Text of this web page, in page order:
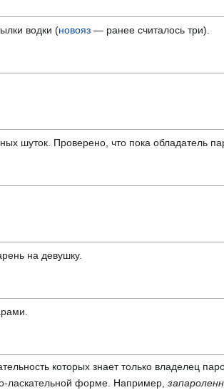
водки (новояз — ранее считалось три).
шуток. Проверено, что пока обладатель
на девушку.
которых знает только владелец
ласкательной форме. Например,